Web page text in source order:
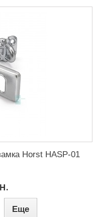
Horst HASP-01
Еще